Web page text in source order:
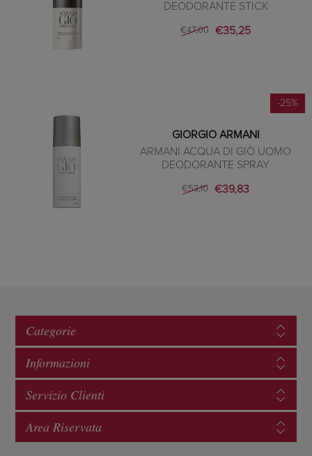
DEODORANTE STICK
€47,00 €35,25
-25%
GIORGIO ARMANI
ARMANI ACQUA DI GIÒ UOMO
DEODORANTE SPRAY
€53,10 €39,83
Categorie
Informazioni
Servizio Clienti
Area Riservata